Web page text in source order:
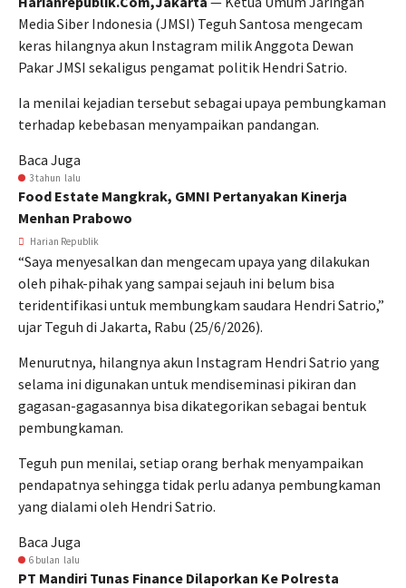
Media Siber Indonesia (JMSI) Teguh Santosa mengecam
keras hilangnya akun Instagram milik Anggota Dewan
Pakar JMSI sekaligus pengamat politik Hendri Satrio.
Ia menilai kejadian tersebut sebagai upaya pembungkaman
terhadap kebebasan menyampaikan pandangan.
Baca Juga
3 tahun lalu
Food Estate Mangkrak, GMNI Pertanyakan Kinerja
Menhan Prabowo
Harian Republik
“Saya menyesalkan dan mengecam upaya yang dilakukan
oleh pihak-pihak yang sampai sejauh ini belum bisa
teridentifikasi untuk membungkam saudara Hendri Satrio,”
ujar Teguh di Jakarta, Rabu (25/6/2026).
Menurutnya, hilangnya akun Instagram Hendri Satrio yang
selama ini digunakan untuk mendiseminasi pikiran dan
gagasan-gagasannya bisa dikategorikan sebagai bentuk
pembungkaman.
Teguh pun menilai, setiap orang berhak menyampaikan
pendapatnya sehingga tidak perlu adanya pembungkaman
yang dialami oleh Hendri Satrio.
Baca Juga
6 bulan lalu
PT Mandiri Tunas Finance Dilaporkan Ke Polresta